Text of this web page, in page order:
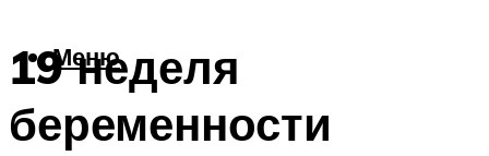
Меню
19 неделя
беременности